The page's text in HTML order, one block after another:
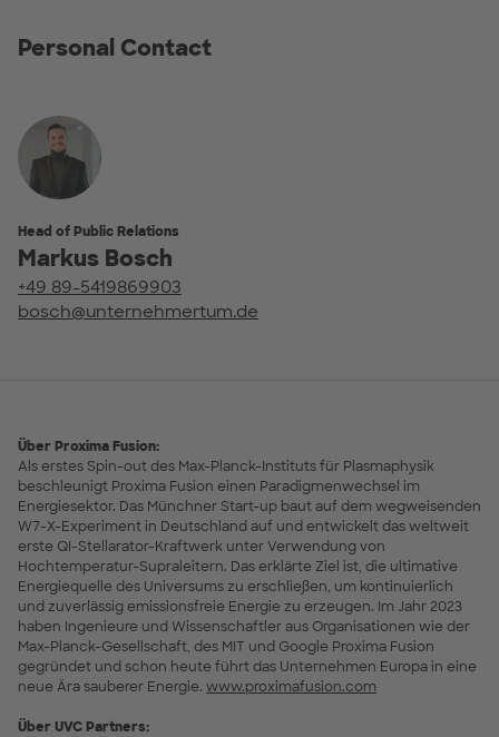
Personal Contact
Head of Public Relations
Markus Bosch
+49 89-5419869903
bosch@unternehmertum.de
Über Proxima Fusion:
Als erstes Spin-out des Max-Planck-Instituts für Plasmaphysik
beschleunigt Proxima Fusion einen Paradigmenwechsel im
Energiesektor. Das Münchner Start-up baut auf dem wegweisenden
W7-X-Experiment in Deutschland auf und entwickelt das weltweit
erste QI-Stellarator-Kraftwerk unter Verwendung von
Hochtemperatur-Supraleitern. Das erklärte Ziel ist, die ultimative
Energiequelle des Universums zu erschließen, um kontinuierlich
und zuverlässig emissionsfreie Energie zu erzeugen. Im Jahr 2023
haben Ingenieure und Wissenschaftler aus Organisationen wie der
Max-Planck-Gesellschaft, des MIT und Google Proxima Fusion
gegründet und schon heute führt das Unternehmen Europa in eine
neue Ära sauberer Energie. www.proximafusion.com
Über UVC Partners: